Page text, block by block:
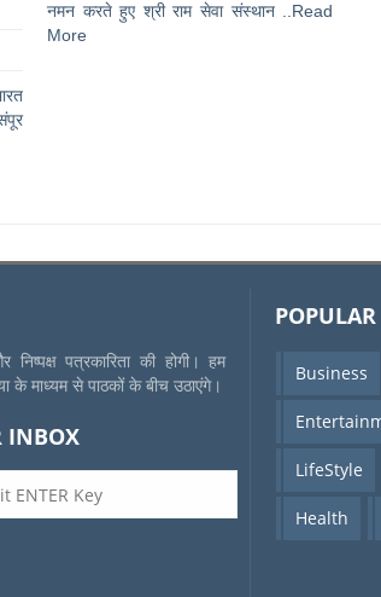
नमन करते हुए श्री राम सेवा संस्थान ..Read
More
पत्रकारिता की होगी। हम
के माध्यम से पाठकों के बीच उठाएंगे।
INBOX
POPULAR
Business
LifeStyle
Health